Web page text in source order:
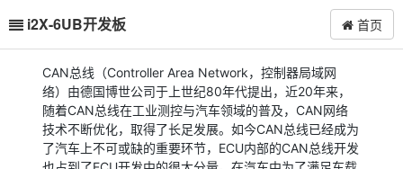
i2X-6UB开发板 首页
CAN总线（Controller Area Network，控制器局域网
络）由德国博世公司于上世纪80年代提出，近20年来，
随着CAN总线在工业测控与汽车领域的普及，CAN网络
技术不断优化，取得了长足发展。如今CAN总线已经成为
了汽车上不可或缺的重要环节，ECU内部的CAN总线开发